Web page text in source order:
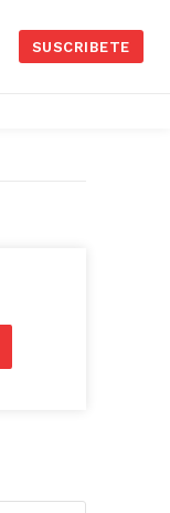
SUSCRIBETE